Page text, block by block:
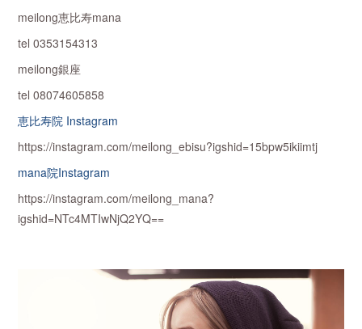
meilong恵比寿mana
tel 0353154313
meilong銀座
tel 08074605858
恵比寿院 Instagram
https://instagram.com/meilong_ebisu?igshid=15bpw5ikiimtj
mana院Instagram
https://instagram.com/meilong_mana?
igshid=NTc4MTIwNjQ2YQ==